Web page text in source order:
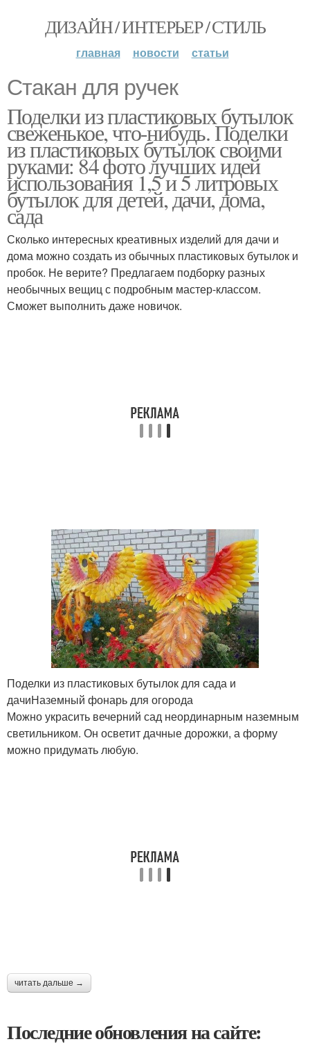
ДИЗАЙН / ИНТЕРЬЕР / СТИЛЬ
главная новости статьи
Стакан для ручек
Поделки из пластиковых бутылок
свеженькое, что-нибудь. Поделки
из пластиковых бутылок своими
руками: 84 фото лучших идей
использования 1,5 и 5 литровых
бутылок для детей, дачи, дома,
сада
Сколько интересных креативных изделий для дачи и
дома можно создать из обычных пластиковых бутылок и
пробок. Не верите? Предлагаем подборку разных
необычных вещиц с подробным мастер-классом.
Сможет выполнить даже новичок.
Поделки из пластиковых бутылок для сада и
дачиНаземный фонарь для огорода
Можно украсить вечерний сад неординарным наземным
светильником. Он осветит дачные дорожки, а форму
можно придумать любую.
читать дальше →
Последние обновления на сайте: